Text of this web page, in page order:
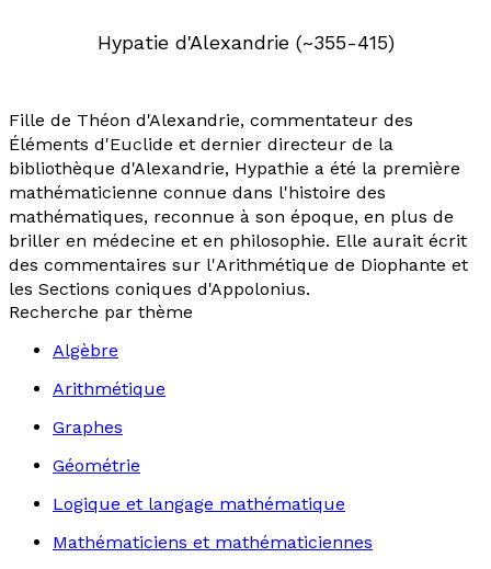
Hypatie d'Alexandrie (~355-415)
Fille de Théon d'Alexandrie, commentateur des
Éléments d'Euclide et dernier directeur de la
bibliothèque d'Alexandrie, Hypathie a été la première
mathématicienne connue dans l'histoire des
mathématiques, reconnue à son époque, en plus de
briller en médecine et en philosophie. Elle aurait écrit
des commentaires sur l'Arithmétique de Diophante et
les Sections coniques d'Appolonius.
Recherche par thème
Algèbre
Arithmétique
Graphes
Géométrie
Logique et langage mathématique
Mathématiciens et mathématiciennes